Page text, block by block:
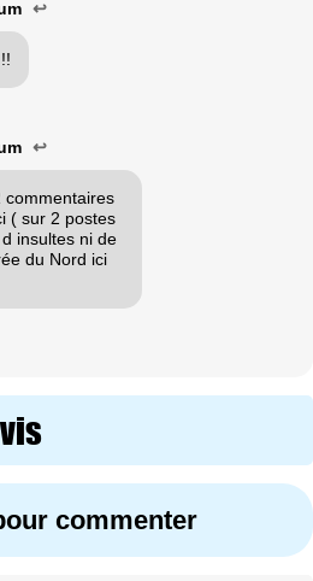
↩
↩
commentaires
( sur 2 postes
insultes ni de
du Nord ici
commenter